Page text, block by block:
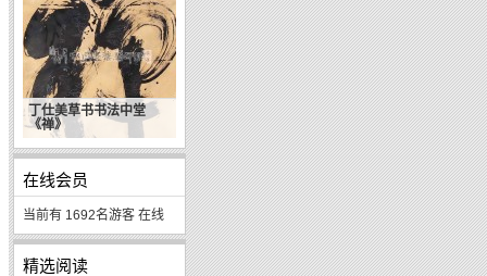
丁仕美草书书法中堂
《禅》
在线会员
当前有 1692名游客 在线
精选阅读